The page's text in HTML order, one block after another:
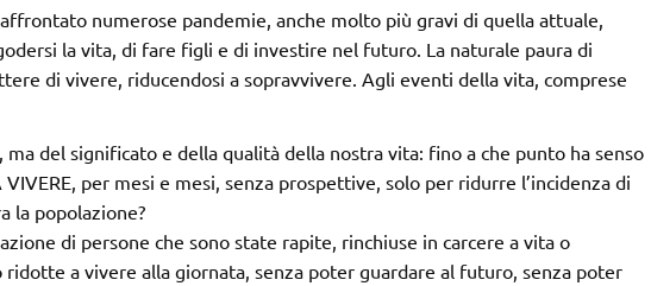
numerose pandemie, anche molto più gravi di quella attuale,
la vita, di fare figli e di investire nel futuro. La naturale paura di
di vivere, riducendosi a sopravvivere. Agli eventi della vita, comprese
del significato e della qualità della nostra vita: fino a che punto ha senso
per mesi e mesi, senza prospettive, solo per ridurre l’incidenza di
la popolazione?
di persone che sono state rapite, rinchiuse in carcere a vita o
a vivere alla giornata, senza poter guardare al futuro, senza poter